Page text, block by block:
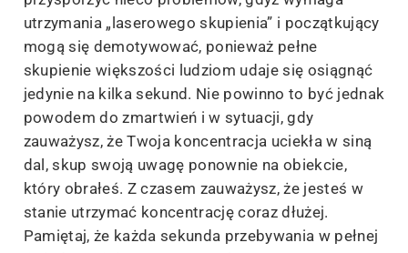
utrzymania „laserowego skupienia” i początkujący
mogą się demotywować, ponieważ pełne
skupienie większości ludziom udaje się osiągnąć
jedynie na kilka sekund. Nie powinno to być jednak
powodem do zmartwień i w sytuacji, gdy
zauważysz, że Twoja koncentracja uciekła w siną
dal, skup swoją uwagę ponownie na obiekcie,
który obrałeś. Z czasem zauważysz, że jesteś w
stanie utrzymać koncentrację coraz dłużej.
Pamiętaj, że każda sekunda przebywania w pełnej